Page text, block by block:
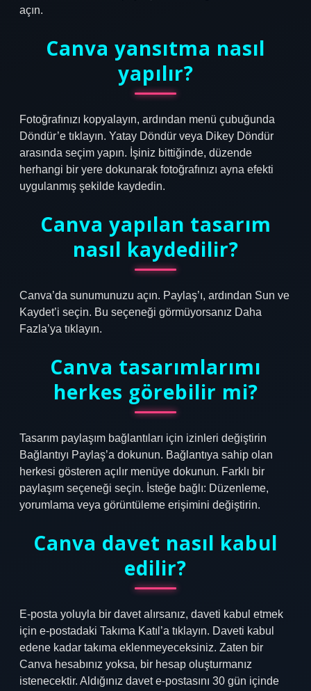
açın.
Canva yansıtma nasıl
yapılır?
Fotoğrafınızı kopyalayın, ardından menü çubuğunda
Döndür’e tıklayın. Yatay Döndür veya Dikey Döndür
arasında seçim yapın. İşiniz bittiğinde, düzende
herhangi bir yere dokunarak fotoğrafınızı ayna efekti
uygulanmış şekilde kaydedin.
Canva yapılan tasarım
nasıl kaydedilir?
Canva’da sunumunuzu açın. Paylaş’ı, ardından Sun ve
Kaydet’i seçin. Bu seçeneği görmüyorsanız Daha
Fazla’ya tıklayın.
Canva tasarımlarımı
herkes görebilir mi?
Tasarım paylaşım bağlantıları için izinleri değiştirin
Bağlantıyı Paylaş’a dokunun. Bağlantıya sahip olan
herkesi gösteren açılır menüye dokunun. Farklı bir
paylaşım seçeneği seçin. İsteğe bağlı: Düzenleme,
yorumlama veya görüntüleme erişimini değiştirin.
Canva davet nasıl kabul
edilir?
E-posta yoluyla bir davet alırsanız, daveti kabul etmek
için e-postadaki Takıma Katıl’a tıklayın. Daveti kabul
edene kadar takıma eklenmeyeceksiniz. Zaten bir
Canva hesabınız yoksa, bir hesap oluşturmanız
istenecektir. Aldığınız davet e-postasını 30 gün içinde